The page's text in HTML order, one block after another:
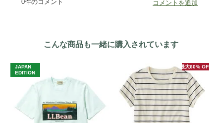
こんな商品も一緒に購入されています
JAPAN
EDITION
最大60% OFF